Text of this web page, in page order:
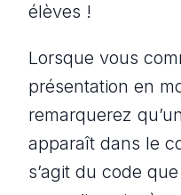
élèves !
Lorsque vous
présentation en
remarquerez qu’un
apparaît dans le
s’agit du code